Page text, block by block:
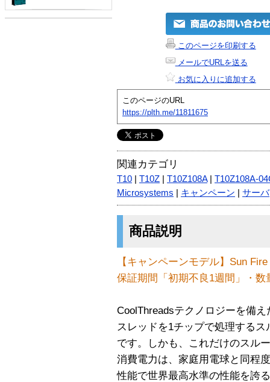
このページを印刷する
メールでURLを送る
お気に入りに追加する
このページのURL
https://plth.me/11811675
関連カテゴリ
T10 T10Z T10Z108A| T10Z108A-
Microsystems
キャンペーン サーバ
商品説明
【キャンペーンモデル】Sun
保証期間「初期不良1週間」・
CoolThreadsテクノロジーを備
スレッドを1チップで処理する
です。しかも、これだけのスル
消費電力は、家庭用電球と同程
性能で世界最高水準の性能を誇